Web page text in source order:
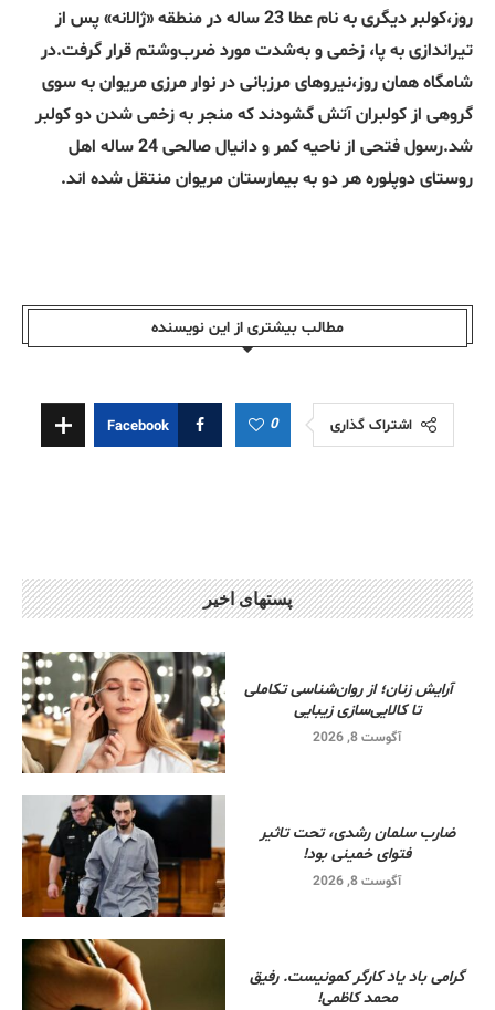
روز،کولبر دیگری به نام عطا 23 ساله در منطقه «ژالانه» پس از
تیراندازی به پا، زخمی و به‌شدت مورد ضرب‌وشتم قرار گرفت.در
شامگاه همان روز،نیروهای مرزبانی در نوار مرزی مریوان به سوی
گروهی از کولبران آتش گشودند که منجر به زخمی شدن دو کولبر
شد.رسول فتحی از ناحیه کمر و دانیال صالحی 24 ساله اهل
روستای دوپلوره هر دو به بیمارستان مریوان منتقل شده اند.
مطالب بیشتری از این نویسندە
اشتراک گذاری 0
Facebook
پستهای اخیر
آرایش زنان؛ از روان‌شناسی تکاملی
تا کالایی‌سازی زیبایی
آگوست 8, 2026
ضارب سلمان رشدی، تحت تاثیر
فتوای خمینی بود!
آگوست 8, 2026
گرامی باد یاد کارگر کمونیست. رفیق
محمد کاظمی!